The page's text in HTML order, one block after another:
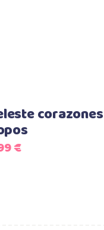
cart corazones
€